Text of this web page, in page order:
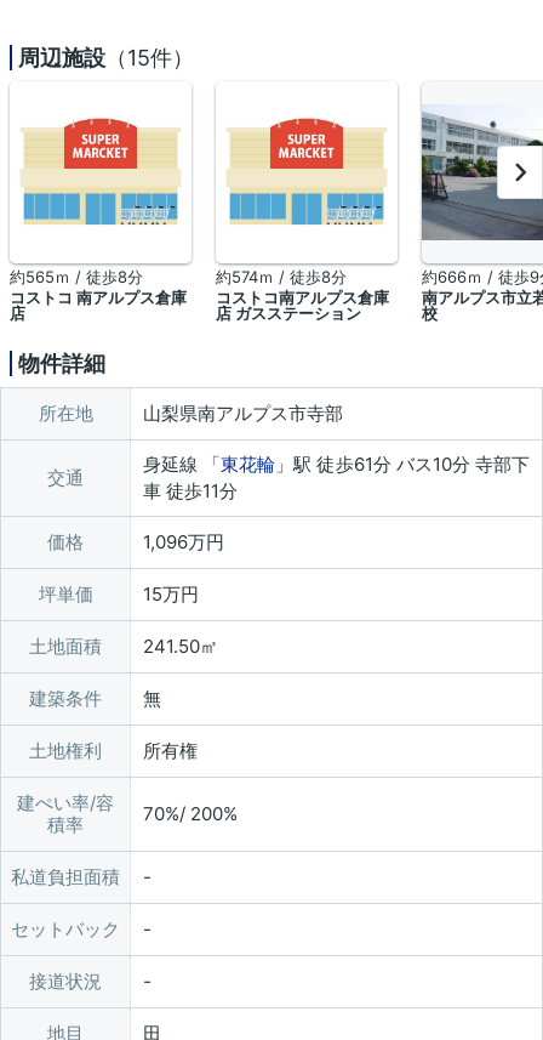
周辺施設 （15件）
約565ｍ / 徒歩8分
コストコ 南アルプス倉庫
店
約574ｍ / 徒歩8分
コストコ南アルプス倉庫
店 ガスステーション
約666ｍ / 徒歩9
南アルプス市立
校
物件詳細
所在地 山梨県南アルプス市寺部
交通
身延線 「東花輪 」駅 徒歩61分 バス10分 寺部下
車 徒歩11分
価格 1,096万円
坪単価 15万円
土地面積 241.50㎡
建築条件 無
土地権利 所有権
建ぺい率/容
積率
70%/ 200%
私道負担面積
セットバック
接道状況
地目 田